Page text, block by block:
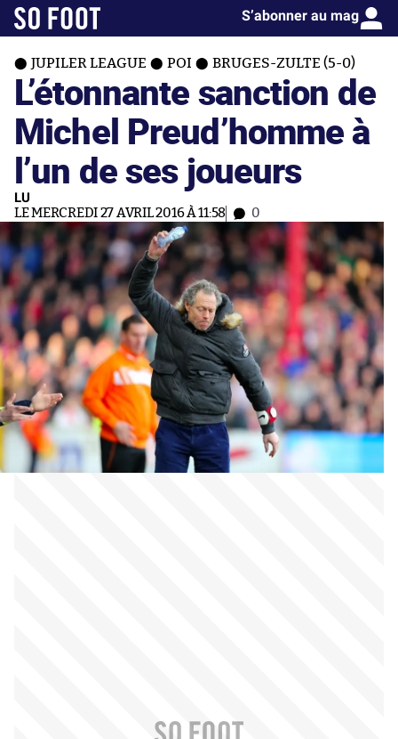
S’abonner au mag
JUPILER LEAGUE POI BRUGES-ZULTE (5-0)
L’étonnante sanction de
Michel Preud’homme à
l’un de ses joueurs
LU
LE MERCREDI 27 AVRIL 2016 À 11:58 0